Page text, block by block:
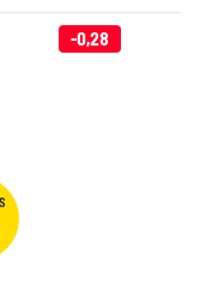
-0,28